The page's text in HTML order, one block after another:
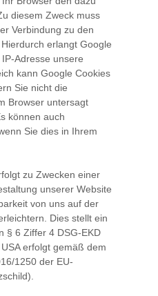
diesem Zweck muss
Verbindung zu den
erlangt Google
Adresse unsere
kann Google Cookies
Sie nicht die
Browser untersagt
können auch
Sie dies in Ihrem
zu Zwecken einer
unserer Website
von uns auf der
Dies stellt ein
§ 6 Ziffer 4 DSG-EKD
erfolgt gemäß dem
1250 der EU-